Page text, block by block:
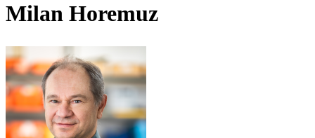
Milan Horemuz